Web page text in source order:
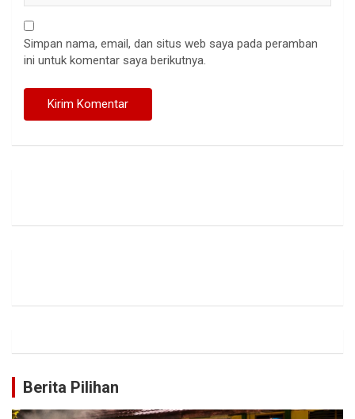
Simpan nama, email, dan situs web saya pada peramban
ini untuk komentar saya berikutnya.
Berita Pilihan